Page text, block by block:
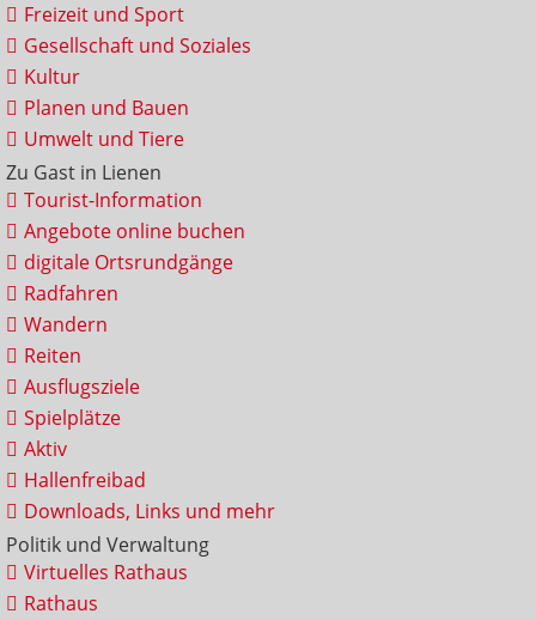
Freizeit und Sport
Gesellschaft und Soziales
Kultur
Planen und Bauen
Umwelt und Tiere
Zu Gast in Lienen
Tourist-Information
Angebote online buchen
digitale Ortsrundgänge
Radfahren
Wandern
Reiten
Ausflugsziele
Spielplätze
Aktiv
Hallenfreibad
Downloads, Links und mehr
Politik und Verwaltung
Virtuelles Rathaus
Rathaus